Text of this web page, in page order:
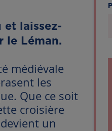
laissez-
le Léman.
médiévale
les
Que ce soit
croisière
un